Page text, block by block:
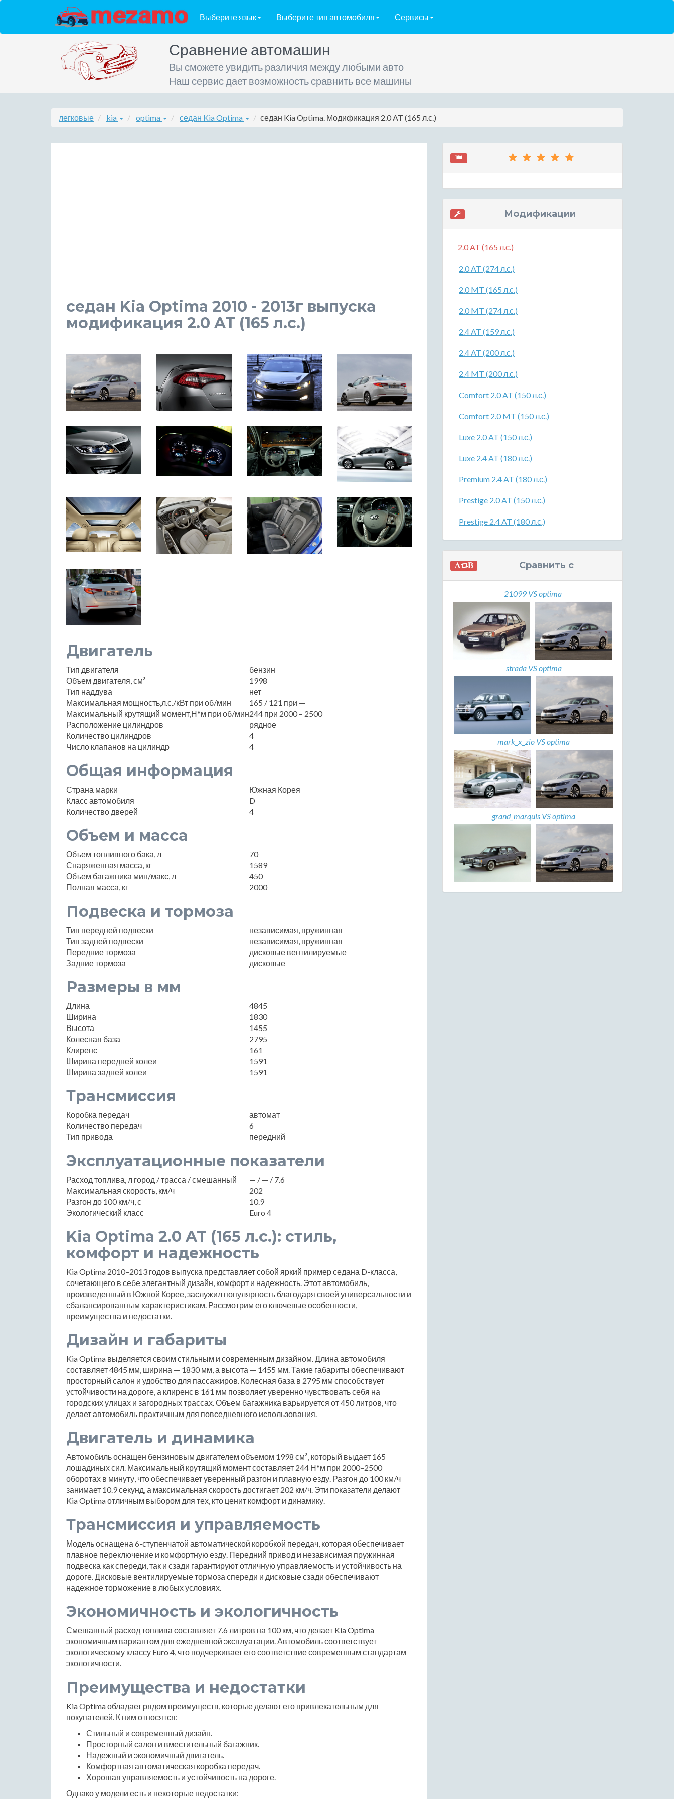
Выберите язык Выберите тип автомобиля Сервисы
Сравнение автомашин
Вы сможете увидить различия между любыми авто
Наш сервис дает возможность сравнить все машины
легковые kia optima седан Kia Optima седан Kia Optima. Модификация 2.0 AT (165 л.с.)
седан Kia Optima 2010 - 2013г выпуска
модификация 2.0 AT (165 л.с.)
Двигатель
Тип двигателя
бензин
Объем двигателя, см³
1998
Тип наддува
нет
Максимальная мощность,л.с./кВт при об/мин
165 / 121 при —
Максимальный крутящий момент,Н*м при об/мин244 при 2000 – 2500
Расположение цилиндров
рядное
Количество цилиндров
4
Число клапанов на цилиндр
4
Общая информация
Страна марки
Южная Корея
Класс автомобиля
D
Количество дверей
4
Объем и масса
Объем топливного бака, л
70
Снаряженная масса, кг
1589
Объем багажника мин/макс, л
450
Полная масса, кг
2000
Подвеска и тормоза
Тип передней подвески
независимая, пружинная
Тип задней подвески
независимая, пружинная
Передние тормоза
дисковые вентилируемые
Задние тормоза
дисковые
Размеры в мм
Длина
4845
Ширина
1830
Высота
1455
Колесная база
2795
Клиренс
161
Ширина передней колеи
1591
Ширина задней колеи
1591
Трансмиссия
Коробка передач
автомат
Количество передач
6
Тип привода
передний
Эксплуатационные показатели
Расход топлива, л город / трасса / смешанный
— / — / 7.6
Максимальная скорость, км/ч
202
Разгон до 100 км/ч, с
10.9
Экологический класс
Euro 4
Kia Optima 2.0 AT (165 л.с.): стиль,
комфорт и надежность
Kia Optima 2010–2013 годов выпуска представляет собой яркий пример седана D-класса,
сочетающего в себе элегантный дизайн, комфорт и надежность. Этот автомобиль,
произведенный в Южной Корее, заслужил популярность благодаря своей универсальности и
сбалансированным характеристикам. Рассмотрим его ключевые особенности,
преимущества и недостатки.
Дизайн и габариты
Kia Optima выделяется своим стильным и современным дизайном. Длина автомобиля
составляет 4845 мм, ширина — 1830 мм, а высота — 1455 мм. Такие габариты обеспечивают
просторный салон и удобство для пассажиров. Колесная база в 2795 мм способствует
устойчивости на дороге, а клиренс в 161 мм позволяет уверенно чувствовать себя на
городских улицах и загородных трассах. Объем багажника варьируется от 450 литров, что
делает автомобиль практичным для повседневного использования.
Двигатель и динамика
Автомобиль оснащен бензиновым двигателем объемом 1998 см³, который выдает 165
лошадиных сил. Максимальный крутящий момент составляет 244 Н*м при 2000–2500
оборотах в минуту, что обеспечивает уверенный разгон и плавную езду. Разгон до 100 км/ч
занимает 10.9 секунд, а максимальная скорость достигает 202 км/ч. Эти показатели делают
Kia Optima отличным выбором для тех, кто ценит комфорт и динамику.
Трансмиссия и управляемость
Модель оснащена 6-ступенчатой автоматической коробкой передач, которая обеспечивает
плавное переключение и комфортную езду. Передний привод и независимая пружинная
подвеска как спереди, так и сзади гарантируют отличную управляемость и устойчивость на
дороге. Дисковые вентилируемые тормоза спереди и дисковые сзади обеспечивают
надежное торможение в любых условиях.
Экономичность и экологичность
Смешанный расход топлива составляет 7.6 литров на 100 км, что делает Kia Optima
экономичным вариантом для ежедневной эксплуатации. Автомобиль соответствует
экологическому классу Euro 4, что подчеркивает его соответствие современным стандартам
экологичности.
Преимущества и недостатки
Kia Optima обладает рядом преимуществ, которые делают его привлекательным для
покупателей. К ним относятся:
Стильный и современный дизайн.
Просторный салон и вместительный багажник.
Надежный и экономичный двигатель.
Комфортная автоматическая коробка передач.
Хорошая управляемость и устойчивость на дороге.
Однако у модели есть и некоторые недостатки:
Модификации
2.0 AT (165 л.с.)
2.0 AT (274 л.с.)
2.0 MT (165 л.с.)
2.0 MT (274 л.с.)
2.4 AT (159 л.с.)
2.4 AT (200 л.с.)
2.4 MT (200 л.с.)
Comfort 2.0 AT (150 л.с.)
Comfort 2.0 MT (150 л.с.)
Luxe 2.0 AT (150 л.с.)
Luxe 2.4 AT (180 л.с.)
Premium 2.4 AT (180 л.с.)
Prestige 2.0 AT (150 л.с.)
Prestige 2.4 AT (180 л.с.)
Сравнить с
21099 VS optima
strada VS optima
mark_x_zio VS optima
grand_marquis VS optima